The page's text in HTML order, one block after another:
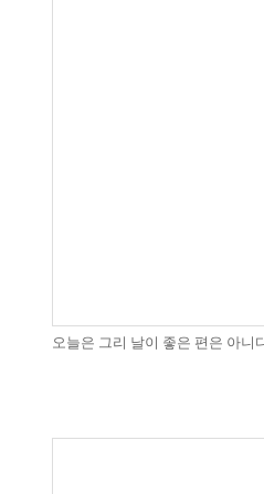
오늘은 그리 날이 좋은 편은 아니